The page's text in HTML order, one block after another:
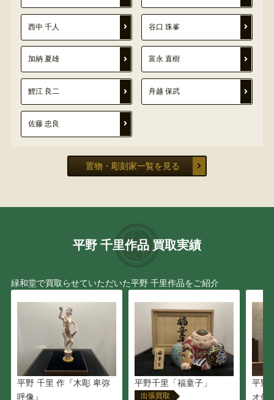
西中 千人 谷口 珠峯
加納 夏雄 富永 直樹
鯉江 良二 舟越 保武
佐藤 忠良
置物・彫刻家一覧を見る
平野 千里作品 買取実績
緑和堂で買取らせていただいた平野 千里作品をご紹介
平野 千里 作『木彫 卑弥
呼像』
平野千里「福童子」
出張買取
平野
オ像